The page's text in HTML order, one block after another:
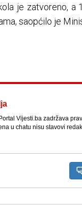
je zatvoreno, a
saopćilo je
Vijesti.ba zadržava
u chatu nisu stavovi